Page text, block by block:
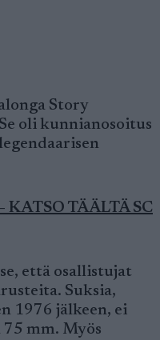
Story
oli kunnianosoitus
TÄÄLTÄ SC
että osallistujat
Suksia,
1976 jälkeen, ei
mm. Myös